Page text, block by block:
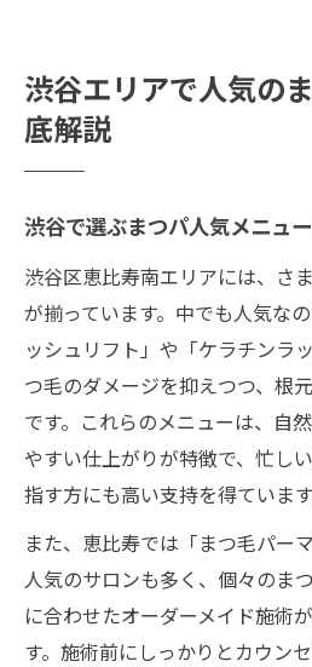
渋谷エリアで人気の
底解説
渋谷で選ぶまつパ人気メニュ
渋谷区恵比寿南エリアには、さ
が揃っています。中でも人気な
ッシュリフト」や「ケラチンラ
つ毛のダメージを抑えつつ、根
です。これらのメニューは、自
やすい仕上がりが特徴で、忙し
指す方にも高い支持を得ています
また、恵比寿では「まつ毛パー
人気のサロンも多く、個々のま
に合わせたオーダーメイド施術
す。施術前にしっかりとカウン